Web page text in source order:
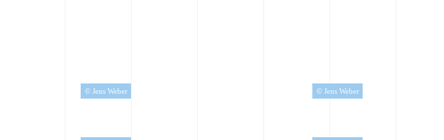
© Jens Weber © Jens Weber